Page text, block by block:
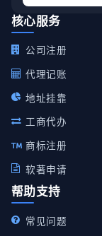
核心服务
公司注册
代理记账
地址挂靠
工商代办
商标注册
软著申请
帮助支持
常见问题